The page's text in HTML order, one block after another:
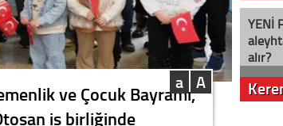
A
a
ve Çocuk Bayramı,
iş birliğinde
YENİ
alır?